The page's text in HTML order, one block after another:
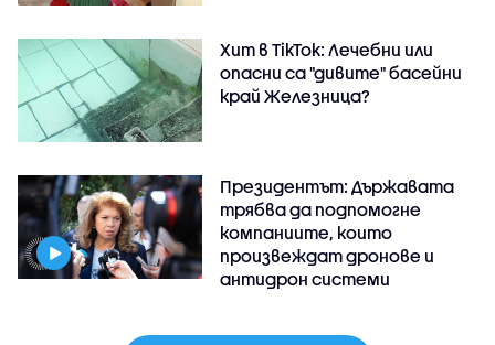
Хит в TikTok: Лечебни или
опасни са "дивите" басейни
край Железница?
Президентът: Държавата
трябва да подпомогне
компаниите, които
произвеждат дронове и
антидрон системи